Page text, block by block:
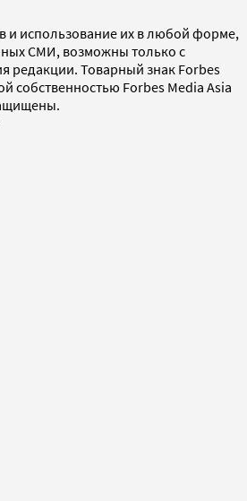
и использование их в любой форме,
СМИ, возможны только с
редакции. Товарный знак Forbes
собственностью Forbes Media Asia